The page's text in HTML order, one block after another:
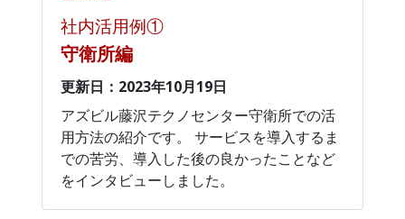
社内活用例①
守衛所編
更新日：2023年10月19日
アズビル藤沢テクノセンター守衛所での活
用方法の紹介です。 サービスを導入するま
での苦労、導入した後の良かったことなど
をインタビューしました。